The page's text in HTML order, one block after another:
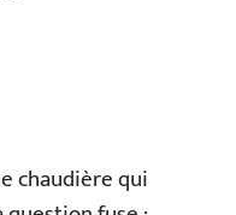
chaudière qui